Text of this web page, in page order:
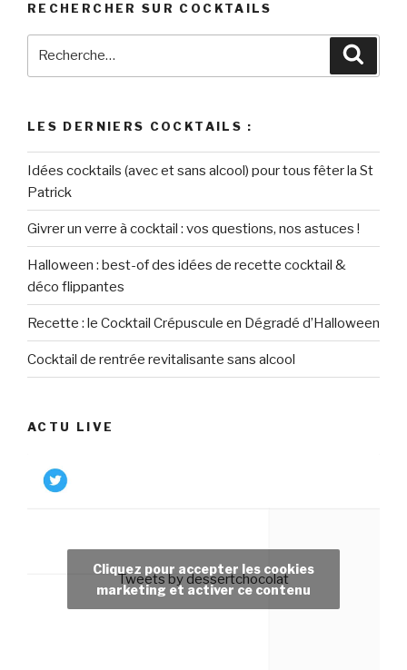
RECHERCHER SUR COCKTAILS
LES DERNIERS COCKTAILS :
Idées cocktails (avec et sans alcool) pour tous fêter la St
Patrick
Givrer un verre à cocktail : vos questions, nos astuces !
Halloween : best-of des idées de recette cocktail &
déco flippantes
Recette : le Cocktail Crépuscule en Dégradé d’Halloween
Cocktail de rentrée revitalisante sans alcool
ACTU LIVE
Tweets by dessertchocolat
Cliquez pour accepter les cookies
marketing et activer ce contenu